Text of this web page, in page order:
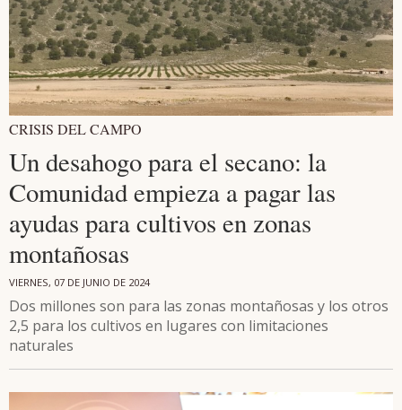
CRISIS DEL CAMPO
Un desahogo para el secano: la
Comunidad empieza a pagar las
ayudas para cultivos en zonas
montañosas
VIERNES, 07 DE JUNIO DE 2024
Dos millones son para las zonas montañosas y los otros
2,5 para los cultivos en lugares con limitaciones
naturales